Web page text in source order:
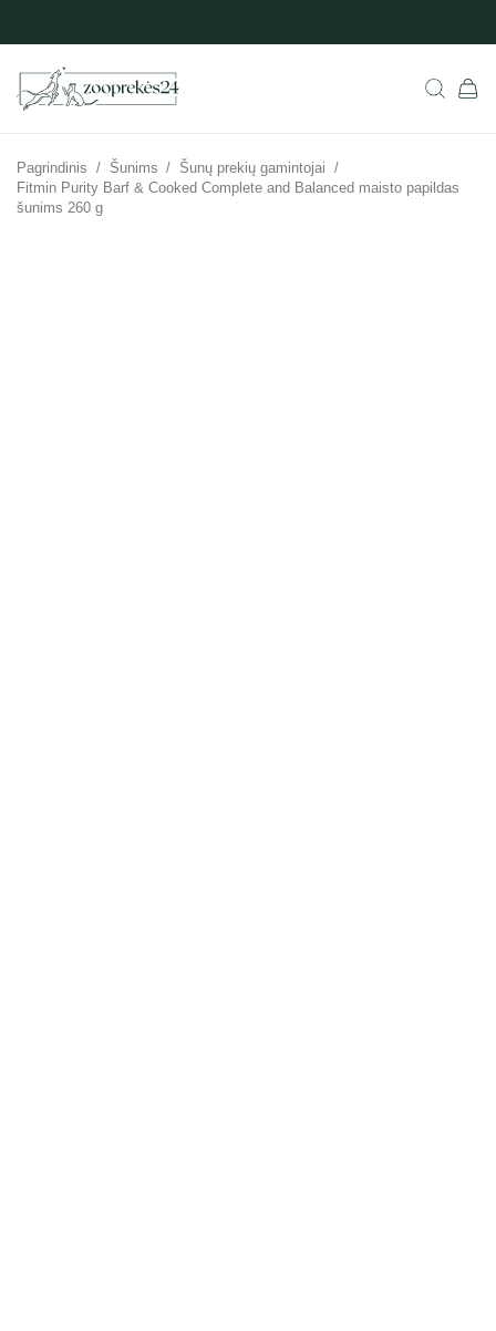
Pagrindinis / Šunims / Šunų prekių gamintojai /
Fitmin Purity Barf & Cooked Complete and Balanced maisto papildas
šunims 260 g